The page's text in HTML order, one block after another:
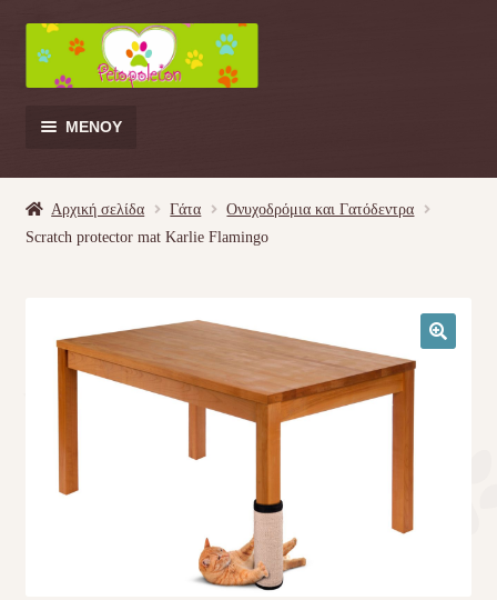
Απευθείας
μετάβαση
στην
πλοήγηση
Μετάβαση
σε
περιεχόμενο
ΜΕΝΟΎ
Κουνέλι
Κρεβατάκια
Αρχική σελίδα Γάτα
Ονυχοδρόμια και Γατόδεντρα
Scratch protector mat Karlie Flamingo